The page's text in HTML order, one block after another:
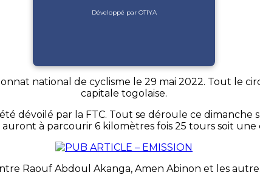
Développé par OTIYA
national de cyclisme le 29 mai 2022. Tout le
capitale togolaise.
dévoilé par la FTC. Tout se déroule ce dimanche
à parcourir 6 kilomètres fois 25 tours soit
Raouf Abdoul Akanga, Amen Abinon et les